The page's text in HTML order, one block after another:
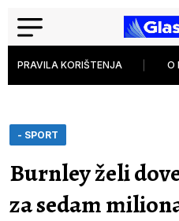
PRAVILA KORIŠTENJA O
- SPORT
Burnley želi
za sedam